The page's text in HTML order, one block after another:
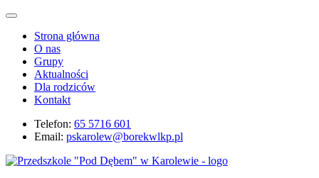
Strona główna
O nas
Grupy
Aktualności
Dla rodziców
Kontakt
Telefon: 65 5716 601
Email: pskarolew@borekwlkp.pl